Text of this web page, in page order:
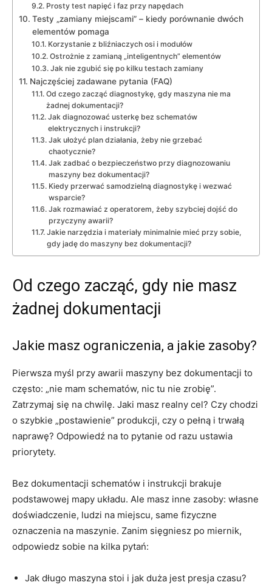
Prosty test napięć i faz przy napędach
Testy „zamiany miejscami” – kiedy porównanie dwóch
elementów pomaga
Korzystanie z bliźniaczych osi i modułów
Ostrożnie z zamianą „inteligentnych” elementów
Jak nie zgubić się po kilku testach zamiany
Najczęściej zadawane pytania (FAQ)
Od czego zacząć diagnostykę, gdy maszyna nie ma
żadnej dokumentacji?
Jak diagnozować usterkę bez schematów
elektrycznych i instrukcji?
Jak ułożyć plan działania, żeby nie grzebać
chaotycznie?
Jak zadbać o bezpieczeństwo przy diagnozowaniu
maszyny bez dokumentacji?
Kiedy przerwać samodzielną diagnostykę i wezwać
wsparcie?
Jak rozmawiać z operatorem, żeby szybciej dojść do
przyczyny awarii?
Jakie narzędzia i materiały minimalnie mieć przy sobie,
gdy jadę do maszyny bez dokumentacji?
Od czego zacząć, gdy nie masz
żadnej dokumentacji
Jakie masz ograniczenia, a jakie zasoby?
Pierwsza myśl przy awarii maszyny bez dokumentacji to
często: „nie mam schematów, nic tu nie zrobię”.
Zatrzymaj się na chwilę. Jaki masz realny cel? Czy chodzi
o szybkie „postawienie” produkcji, czy o pełną i trwałą
naprawę? Odpowiedź na to pytanie od razu ustawia
priorytety.
Bez dokumentacji schematów i instrukcji brakuje
podstawowej mapy układu. Ale masz inne zasoby: własne
doświadczenie, ludzi na miejscu, same fizyczne
oznaczenia na maszynie. Zanim sięgniesz po miernik,
odpowiedz sobie na kilka pytań:
Jak długo maszyna stoi i jak duża jest presja czasu?